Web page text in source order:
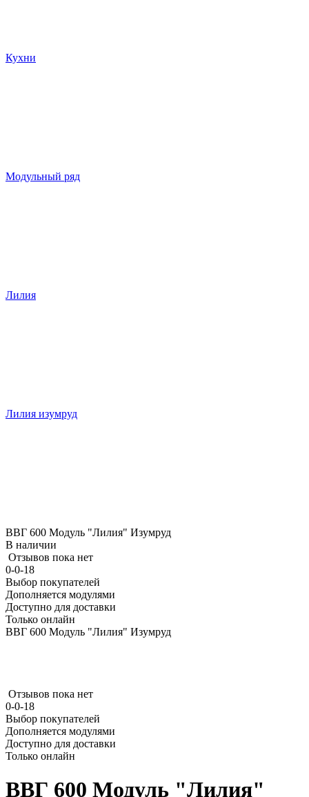
Кухни
Модульный ряд
Лилия
Лилия изумруд
ВВГ 600 Модуль "Лилия" Изумруд
В наличии
Отзывов пока нет
0-0-18
Выбор покупателей
Дополняется модулями
Доступно для доставки
Только онлайн
ВВГ 600 Модуль "Лилия" Изумруд
Отзывов пока нет
0-0-18
Выбор покупателей
Дополняется модулями
Доступно для доставки
Только онлайн
ВВГ 600 Модуль "Лилия"